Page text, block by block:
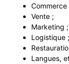
Commerce
Vente ;
Marketing ;
Logistique ;
Langues,